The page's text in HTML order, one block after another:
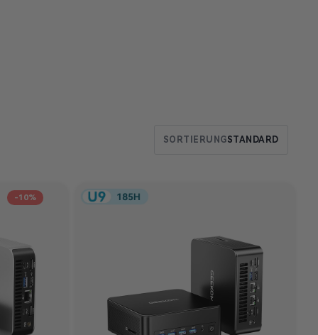
SORTIERUNGSTANDARD
-10%